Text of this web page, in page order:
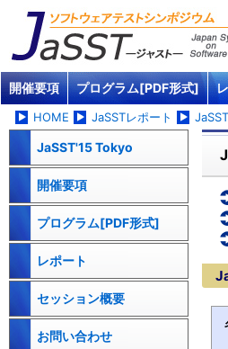
開催要項 プログラム[PDF形式]
HOME JaSSTレポート
JaSST'15 Tokyo
開催要項
プログラム[PDF形式]
レポート
セッション概要
お問い合わせ